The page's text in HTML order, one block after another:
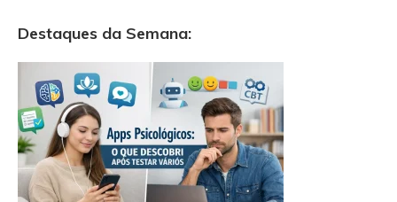
Destaques da Semana: